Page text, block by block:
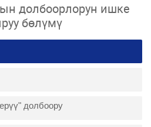
долбоорлорун ишке
бөлүмү
долбоору